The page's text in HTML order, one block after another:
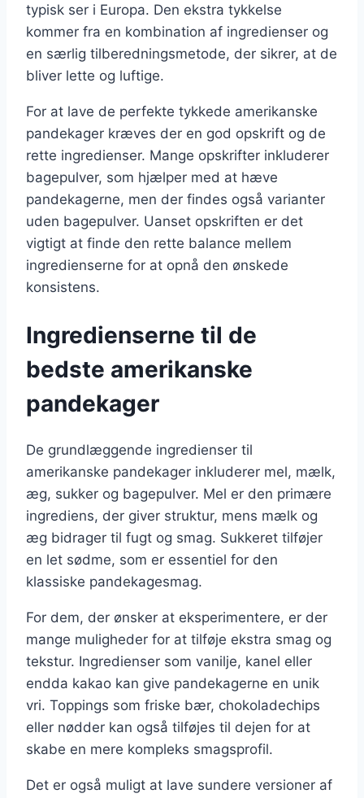
typisk ser i Europa. Den ekstra tykkelse
kommer fra en kombination af ingredienser og
en særlig tilberedningsmetode, der sikrer, at de
bliver lette og luftige.
For at lave de perfekte tykkede amerikanske
pandekager kræves der en god opskrift og de
rette ingredienser. Mange opskrifter inkluderer
bagepulver, som hjælper med at hæve
pandekagerne, men der findes også varianter
uden bagepulver. Uanset opskriften er det
vigtigt at finde den rette balance mellem
ingredienserne for at opnå den ønskede
konsistens.
Ingredienserne til de
bedste amerikanske
pandekager
De grundlæggende ingredienser til
amerikanske pandekager inkluderer mel, mælk,
æg, sukker og bagepulver. Mel er den primære
ingrediens, der giver struktur, mens mælk og
æg bidrager til fugt og smag. Sukkeret tilføjer
en let sødme, som er essentiel for den
klassiske pandekagesmag.
For dem, der ønsker at eksperimentere, er der
mange muligheder for at tilføje ekstra smag og
tekstur. Ingredienser som vanilje, kanel eller
endda kakao kan give pandekagerne en unik
vri. Toppings som friske bær, chokoladechips
eller nødder kan også tilføjes til dejen for at
skabe en mere kompleks smagsprofil.
Det er også muligt at lave sundere versioner af